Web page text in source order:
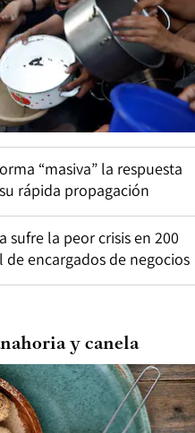
“masiva” la respuesta
rápida propagación
sufre la peor crisis en 200
encargados de negocios
y canela